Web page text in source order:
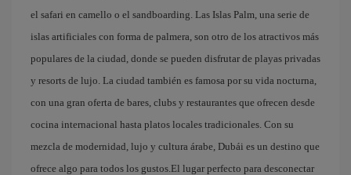
el safari en camello o el sandboarding. Las Islas Palm, una serie de
islas artificiales con forma de palmera, son otro de los atractivos más
populares de la ciudad, donde se pueden disfrutar de playas privadas
y resorts de lujo. La ciudad también es famosa por su vida nocturna,
con una gran oferta de bares, clubs y restaurantes que ofrecen desde
cocina internacional hasta platos locales tradicionales. Con su
mezcla de modernidad, lujo y cultura árabe, Dubái es un destino que
ofrece algo para todos los gustos.El lugar perfecto para desconectar